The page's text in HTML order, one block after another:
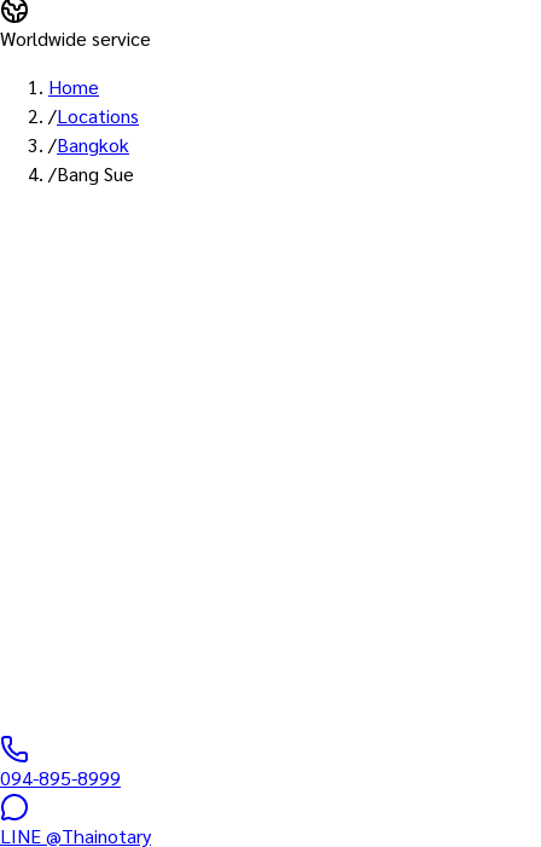
Worldwide service
Home
/Locations
/Bangkok
/Bang Sue
094-895-8999
LINE@Thainotary